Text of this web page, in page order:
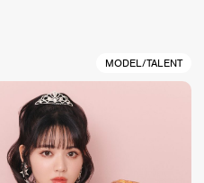
MODEL/TALENT